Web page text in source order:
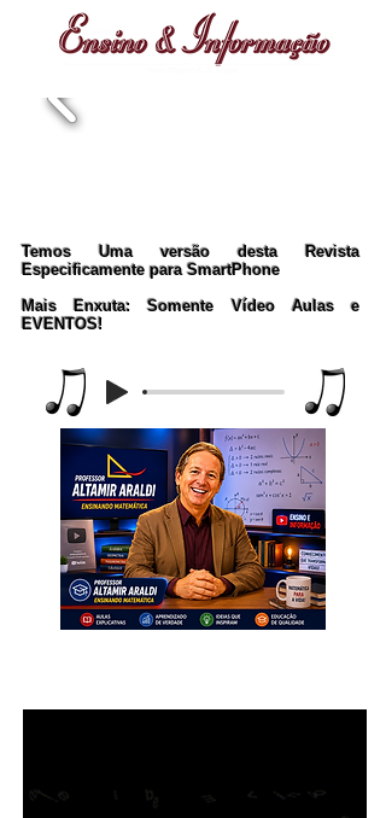
Temos Uma versão desta Revista
Especificamente para SmartPhone
Mais Enxuta: Somente Vídeo Aulas e
EVENTOS!